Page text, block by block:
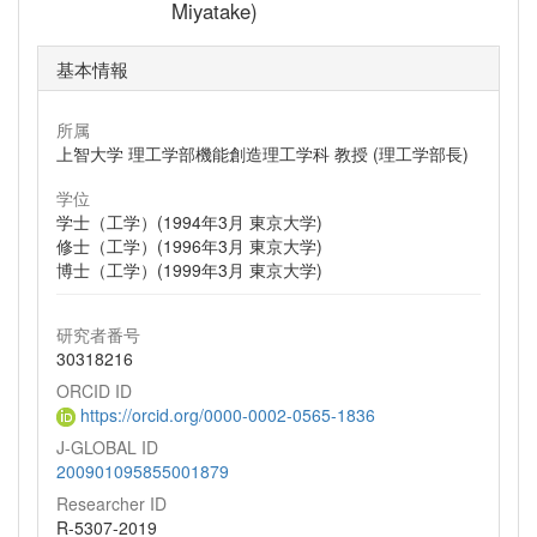
Miyatake)
基本情報
所属
上智大学 理工学部機能創造理工学科 教授 (理工学部長)
学位
学士（工学）(1994年3月 東京大学)
修士（工学）(1996年3月 東京大学)
博士（工学）(1999年3月 東京大学)
研究者番号
30318216
ORCID ID
https://orcid.org/0000-0002-0565-1836
J-GLOBAL ID
200901095855001879
Researcher ID
R-5307-2019